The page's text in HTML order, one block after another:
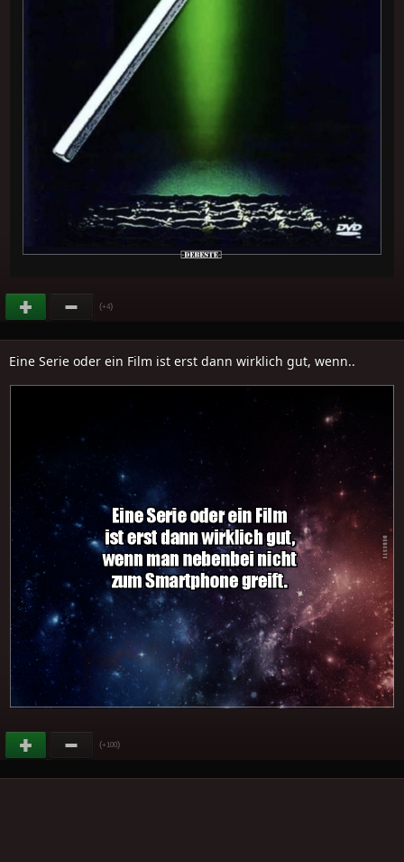
(+4)
Eine Serie oder ein Film ist erst dann wirklich gut, wenn..
(+100)